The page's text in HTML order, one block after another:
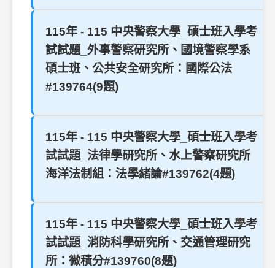
115年 - 115 中央警察大學_碩士班入學考
試試題_外事警察研究所、國境警察學系
碩士班、公共安全研究所：國際公法
#139764(9題)
115年 - 115 中央警察大學_碩士班入學考
試試題_法律學研究所、水上警察研究所
海洋法制組：法學緒論#139762(4題)
115年 - 115 中央警察大學_碩士班入學考
試試題_消防科學研究所、交通管理研究
所：微積分#139760(8題)